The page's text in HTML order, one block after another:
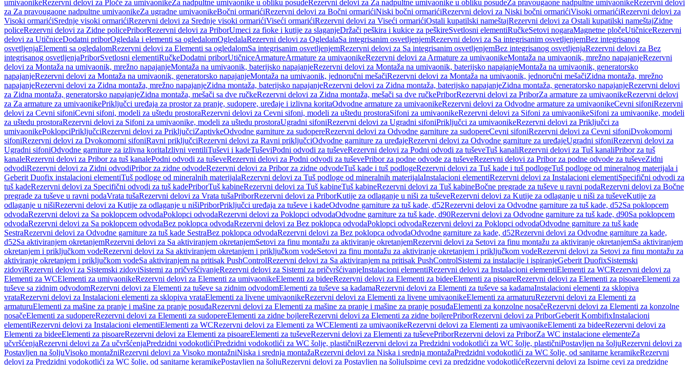
umivaonikeRezervni delovi za Ploče za umivaonikeZa nadpultne umivaonike u obliku posudeRezervni delovi za Za nadpultne umivaonike u obliku posudeZa pravougaone nadpultne umivaonikeRezervni delovi
za Za pravougaone nadpultne umivaonikeZa ugradne umivaonikeBočni ormarićiRezervni delovi za Bočni ormarićiNiski bočni ormarićiRezervni delovi za Niski bočni ormarićiVisoki ormarićiRezervni delovi za
Visoki ormarićiSrednje visoki ormarićiRezervni delovi za Srednje visoki ormarićiViseći ormarićiRezervni delovi za Viseći ormarićiOstali kupatilski nameštajRezervni delovi za Ostali kupatilski nameštajZidne
policeRezervni delovi za Zidne policePriborRezervni delovi za PriborUmeci za fioke i kutije za slaganjeDržači peškira i kukice za peškireSvetlosni elementiRučkeSetovi nogaraMagnetne pločeUtičniceRezervni
delovi za UtičniceDodatni priborOgledala i elementi sa ogledalomOgledalaRezervni delovi za OgledalaSa integrisanim osvetljenjemRezervni delovi za Sa integrisanim osvetljenjemBez integrisanog
osvetljenjaElementi sa ogledalomRezervni delovi za Elementi sa ogledalomSa integrisanim osvetljenjemRezervni delovi za Sa integrisanim osvetljenjemBez integrisanog osvetljenjaRezervni delovi za Bez
integrisanog osvetljenjaPriborSvetlosni elementiRučkeDodatni priborUtičniceArmatureArmature za umivaonikeRezervni delovi za Armature za umivaonikeMontaža na umivaonik, mrežno napajanjeRezervni
delovi za Montaža na umivaonik, mrežno napajanjeMontaža na umivaonik, baterijsko napajanjeRezervni delovi za Montaža na umivaonik, baterijsko napajanjeMontaža na umivaonik, generatorsko
napajanjeRezervni delovi za Montaža na umivaonik, generatorsko napajanjeMontaža na umivaonik, jednoručni mešačiRezervni delovi za Montaža na umivaonik, jednoručni mešačiZidna montaža, mrežno
napajanjeRezervni delovi za Zidna montaža, mrežno napajanjeZidna montaža, baterijsko napajanjeRezervni delovi za Zidna montaža, baterijsko napajanjeZidna montaža, generatorsko napajanjeRezervni delovi
za Zidna montaža, generatorsko napajanjeZidna montaža, mešači sa dve ručkeRezervni delovi za Zidna montaža, mešači sa dve ručkePriborRezervni delovi za PriborZa armature za umivaonikeRezervni delovi
za Za armature za umivaonikePriključci uređaja za prostor za pranje, sudopere, uređaje i izlivna koritaOdvodne armature za umivaonikeRezervni delovi za Odvodne armature za umivaonikeCevni sifoniRezervni
delovi za Cevni sifoniCevni sifoni, modeli za uštedu prostoraRezervni delovi za Cevni sifoni, modeli za uštedu prostoraSifoni za umivaonikeRezervni delovi za Sifoni za umivaonikeSifoni za umivaonike, modeli
za uštedu prostoraRezervni delovi za Sifoni za umivaonike, modeli za uštedu prostoraUgradni sifoniRezervni delovi za Ugradni sifoniPriključci za umivaonikeRezervni delovi za Priključci za
umivaonikePoklopciPriključciRezervni delovi za PriključciZaptivkeOdvodne garniture za sudopereRezervni delovi za Odvodne garniture za sudopereCevni sifoniRezervni delovi za Cevni sifoniDvokomorni
sifoniRezervni delovi za Dvokomorni sifoniRavni priključciRezervni delovi za Ravni priključciOdvodne garniture za uređajeRezervni delovi za Odvodne garniture za uređajeUgradni sifoniRezervni delovi za
Ugradni sifoniOdvodne garniture za izlivna koritaIzlivni ventiliTuševi i kadeTuševiPodni odvodi za tuševeRezervni delovi za Podni odvodi za tuševeTuš kanaliRezervni delovi za Tuš kanaliPribor za tuš
kanaleRezervni delovi za Pribor za tuš kanalePodni odvodi za tuševeRezervni delovi za Podni odvodi za tuševePribor za podne odvode za tuševeRezervni delovi za Pribor za podne odvode za tuševeZidni
odvodiRezervni delovi za Zidni odvodiPribor za zidne odvodeRezervni delovi za Pribor za zidne odvodeTuš kade i tuš podlogeRezervni delovi za Tuš kade i tuš podlogeTuš podloge od mineralnog materijala i
Geberit Duofix instalacioni elementiTuš podloge od mineralnih materijalaRezervni delovi za Tuš podloge od mineralnih materijalaInstalacioni elementiRezervni delovi za Instalacioni elementiSpecifični odvodi za
tuš kadeRezervni delovi za Specifični odvodi za tuš kadePriborTuš kabineRezervni delovi za Tuš kabineTuš kabineRezervni delovi za Tuš kabineBočne pregrade za tuševe u ravni podaRezervni delovi za Bočne
pregrade za tuševe u ravni podaVrata tušaRezervni delovi za Vrata tušaPriborRezervni delovi za PriborKutije za odlaganje u niši za tuševeRezervni delovi za Kutije za odlaganje u niši za tuševeKutije za
odlaganje u nišiRezervni delovi za Kutije za odlaganje u nišiPriborPriključci uređaja za tuševe i kadeOdvodne garniture za tuš kade, d52Rezervni delovi za Odvodne garniture za tuš kade, d52Sa poklopcem
odvodaRezervni delovi za Sa poklopcem odvodaPoklopci odvodaRezervni delovi za Poklopci odvodaOdvodne garniture za tuš kade, d90Rezervni delovi za Odvodne garniture za tuš kade, d90Sa poklopcem
odvodaRezervni delovi za Sa poklopcem odvodaBez poklopca odvodaRezervni delovi za Bez poklopca odvodaPoklopci odvodaRezervni delovi za Poklopci odvodaOdvodne garniture za tuš kade
SestraRezervni delovi za Odvodne garniture za tuš kade SestraBez poklopca odvodaRezervni delovi za Bez poklopca odvodaOdvodne garniture za kade, d52Rezervni delovi za Odvodne garniture za kade,
d52Sa aktiviranjem okretanjemRezervni delovi za Sa aktiviranjem okretanjemSetovi za finu montažu za aktiviranje okretanjemRezervni delovi za Setovi za finu montažu za aktiviranje okretanjemSa aktiviranjem
okretanjem i priključkom vodeRezervni delovi za Sa aktiviranjem okretanjem i priključkom vodeSetovi za finu montažu za aktiviranje okretanjem i priključkom vodeRezervni delovi za Setovi za finu montažu za
aktiviranje okretanjem i priključkom vodeSa aktiviranjem na pritisak PushControlRezervni delovi za Sa aktiviranjem na pritisak PushControlSistemi za instalacije i ispiranjeGeberit DuofixSistemski
zidoviRezervni delovi za Sistemski zidoviSistemi za pričvršćivanjeRezervni delovi za Sistemi za pričvršćivanjeInstalacioni elementiRezervni delovi za Instalacioni elementiElementi za WCRezervni delovi za
Elementi za WCElementi za umivaonikeRezervni delovi za Elementi za umivaonikeElementi za bideeRezervni delovi za Elementi za bideeElementi za pisoareRezervni delovi za Elementi za pisoareElementi za
tuševe sa zidnim odvodomRezervni delovi za Elementi za tuševe sa zidnim odvodomElementi za tuševe sa kadamaRezervni delovi za Elementi za tuševe sa kadamaInstalacioni elementi za sklopiva
vrataRezervni delovi za Instalacioni elementi za sklopiva vrataElementi za livene umivaonikeRezervni delovi za Elementi za livene umivaonikeElementi za armaturuRezervni delovi za Elementi za
armaturuElementi za mašine za pranje i mašine za pranje posuđaRezervni delovi za Elementi za mašine za pranje i mašine za pranje posuđaElementi za konzolne nosačeRezervni delovi za Elementi za konzolne
nosačeElementi za sudopereRezervni delovi za Elementi za sudopereElementi za zidne bojlereRezervni delovi za Elementi za zidne bojlerePriborRezervni delovi za PriborGeberit KombifixInstalacioni
elementiRezervni delovi za Instalacioni elementiElementi za WCRezervni delovi za Elementi za WCElementi za umivaonikeRezervni delovi za Elementi za umivaonikeElementi za bideeRezervni delovi za
Elementi za bideeElementi za pisoareRezervni delovi za Elementi za pisoareElementi za tuševeRezervni delovi za Elementi za tuševePriborRezervni delovi za PriborZa WC instalacione elementeZa
učvršćenjaRezervni delovi za Za učvršćenjaPredzidni vodokotlićiPredzidni vodokotlići za WC šolje, plastičniRezervni delovi za Predzidni vodokotlići za WC šolje, plastičniPostavljen na šoljuRezervni delovi za
Postavljen na šoljuVisoko montažniRezervni delovi za Visoko montažniNiska i srednja montažaRezervni delovi za Niska i srednja montažaPredzidni vodokotlići za WC šolje, od sanitarne keramikeRezervni
delovi za Predzidni vodokotlići za WC šolje, od sanitarne keramikePostavljen na šoljuRezervni delovi za Postavljen na šoljuIspirne cevi za predzidne vodokotlićeRezervni delovi za Ispirne cevi za predzidne